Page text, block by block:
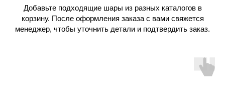
Добавьте подходящие шары из разных каталогов в
корзину. После оформления заказа с вами свяжется
менеджер, чтобы уточнить детали и подтвердить заказ.